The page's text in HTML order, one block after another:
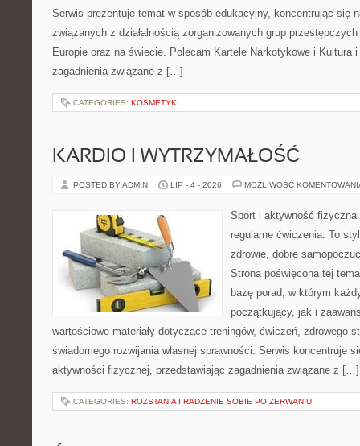
Serwis prezentuje temat w sposób edukacyjny, koncentrując się
związanych z działalnością zorganizowanych grup
Europie oraz na świecie. Polecam Kartele Narkotykowe i Kultura
zagadnienia związane z […]
CATEGORIES: KOSMETYKI
KARDIO I WYTRZYMAŁOŚĆ
POSTED BY ADMIN LIP - 4 - 2026 MOŻLIWOŚĆ
Sport i aktywność
regularne ćwiczenia. To
zdrowie, dobre
Strona poświęcona tej
bazę porad, w którym
początkujący, jak i
wartościowe materiały dotyczące treningów, ćwiczeń, zdrowego
świadomego rozwijania własnej sprawności. Serwis koncentruje
aktywności fizycznej, przedstawiając zagadnienia związane z […]
CATEGORIES: ROZSTANIA I RADZENIE SOBIE PO ZERWANIU